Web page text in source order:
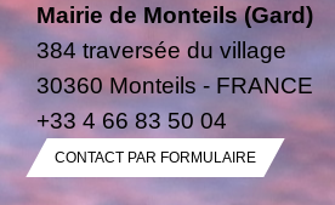
Mairie de Monteils (Gard)
384 traversée du village
30360 Monteils - FRANCE
+33 4 66 83 50 04
CONTACT PAR FORMULAIRE